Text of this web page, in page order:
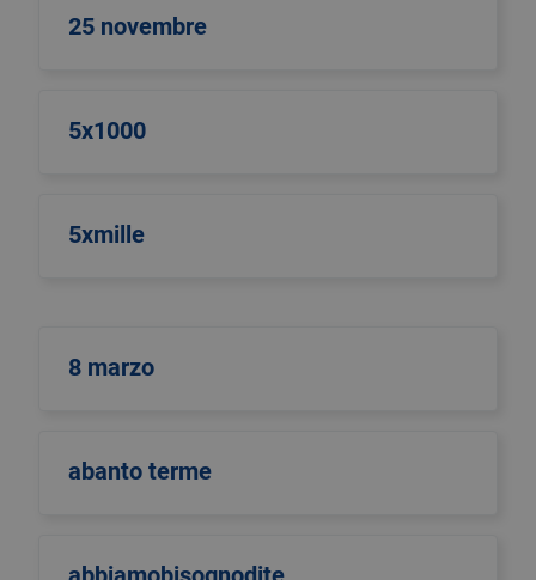
25 novembre
5x1000
5xmille
8 marzo
abanto terme